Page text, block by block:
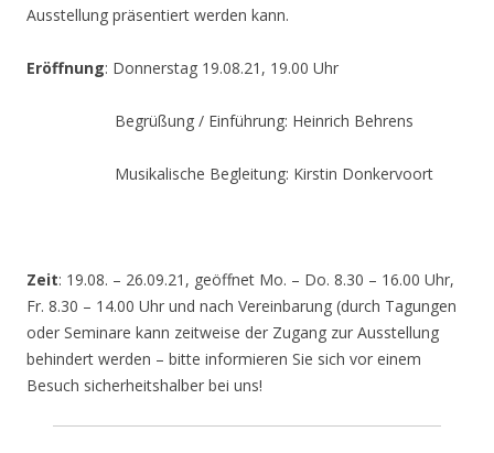
Ausstellung präsentiert werden kann.
Eröffnung: Donnerstag 19.08.21, 19.00 Uhr
Begrüßung / Einführung: Heinrich Behrens
Musikalische Begleitung: Kirstin Donkervoort
Zeit: 19.08. – 26.09.21, geöffnet Mo. – Do. 8.30 – 16.00 Uhr,
Fr. 8.30 – 14.00 Uhr und nach Vereinbarung (durch Tagungen
oder Seminare kann zeitweise der Zugang zur Ausstellung
behindert werden – bitte informieren Sie sich vor einem
Besuch sicherheitshalber bei uns!